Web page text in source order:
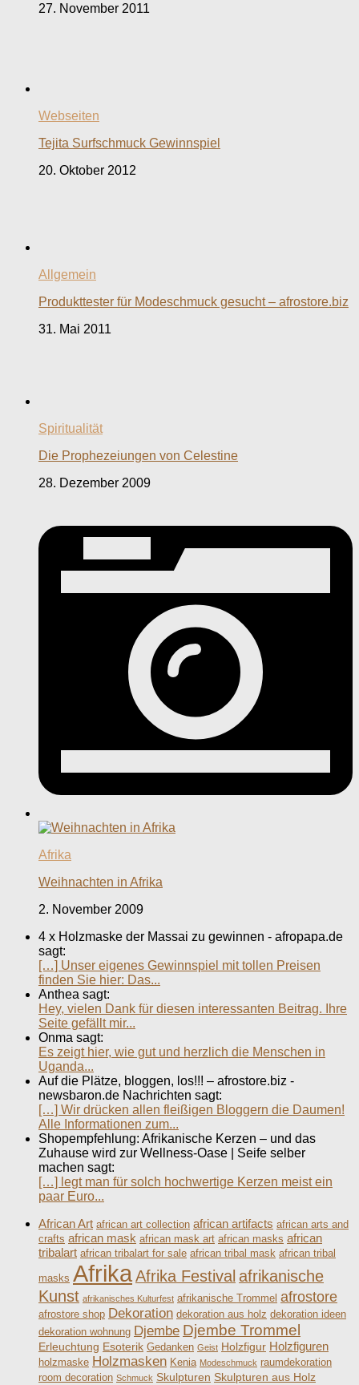
27. November 2011
Webseiten
Tejita Surfschmuck Gewinnspiel
20. Oktober 2012
Allgemein
Produkttester für Modeschmuck gesucht – afrostore.biz
31. Mai 2011
Spiritualität
Die Prophezeiungen von Celestine
28. Dezember 2009
Afrika
Weihnachten in Afrika
2. November 2009
4 x Holzmaske der Massai zu gewinnen - afropapa.de
sagt:
[…] Unser eigenes Gewinnspiel mit tollen Preisen
finden Sie hier: Das...
Anthea sagt:
Hey, vielen Dank für diesen interessanten Beitrag. Ihre
Seite gefällt mir...
Onma sagt:
Es zeigt hier, wie gut und herzlich die Menschen in
Uganda...
Auf die Plätze, bloggen, los!!! – afrostore.biz -
newsbaron.de Nachrichten sagt:
[…] Wir drücken allen fleißigen Bloggern die Daumen!
Alle Informationen zum...
Shopempfehlung: Afrikanische Kerzen – und das
Zuhause wird zur Wellness-Oase | Seife selber
machen sagt:
[…] legt man für solch hochwertige Kerzen meist ein
paar Euro...
African Art african art collection african artifacts african arts and
crafts african mask african mask art african masks african
tribalart african tribalart for sale african tribal mask african tribal
masks AfrikaAfrika Festival afrikanische
Kunst afrikanisches Kulturfest afrikanische Trommel afrostore
afrostore shop Dekoration dekoration aus holz dekoration ideen
dekoration wohnung Djembe Djembe Trommel
Erleuchtung Esoterik Gedanken Geist Holzfigur Holzfiguren
holzmaske Holzmasken Kenia Modeschmuck raumdekoration
room decoration Schmuck Skulpturen Skulpturen aus Holz